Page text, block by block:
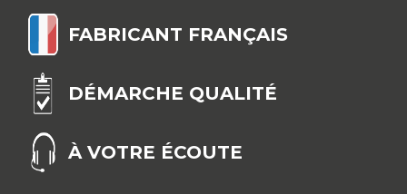
FABRICANT FRANÇAIS
DÉMARCHE QUALITÉ
À VOTRE ÉCOUTE